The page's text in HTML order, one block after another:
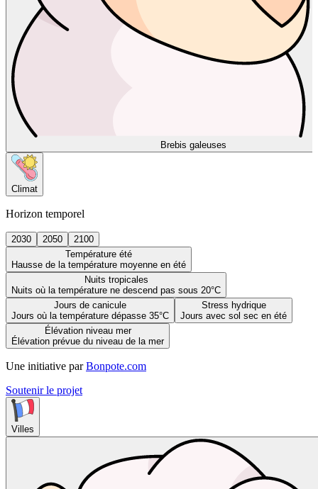
Brebis galeuses
Climat
Horizon temporel
2030 2050
2100
Température été
Hausse de la température moyenne en été
Nuits tropicales
Nuits où la température ne descend pas sous 20°C
Jours de canicule
Jours où la température dépasse 35°C
Stress hydrique
Jours avec sol sec en été
Élévation niveau mer
Élévation prévue du niveau de la mer
Une initiative par Bonpote.com
Soutenir le projet
Villes